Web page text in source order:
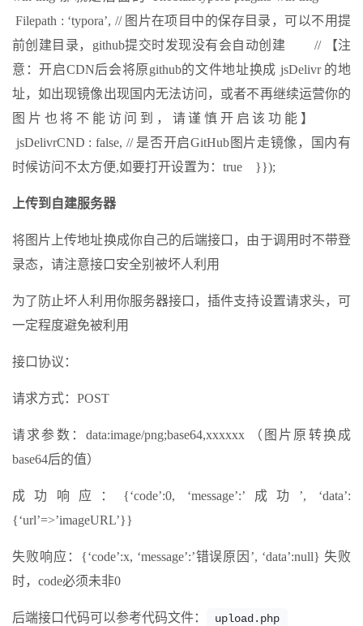
Filepath : ‘typora’, // 图片在项目中的保存目录，可以不用提
前创建目录，github提交时发现没有会自动创建 // 【注
意：开启CDN后会将原github的文件地址换成 jsDelivr 的地
址，如出现镜像出现国内无法访问，或者不再继续运营你的
图片也将不能访问到，请谨慎开启该功能】
jsDelivrCND : false, // 是否开启GitHub图片走镜像，国内有
时候访问不太方便,如要打开设置为：true }});
上传到自建服务器
将图片上传地址换成你自己的后端接口，由于调用时不带登
录态，请注意接口安全别被坏人利用
为了防止坏人利用你服务器接口，插件支持设置请求头，可
一定程度避免被利用
接口协议：
请求方式：POST
请求参数：data:image/png;base64,xxxxxx （图片原转换成
base64后的值）
成功响应：{‘code’:0, ‘message’:’成功’, ‘data’:
{‘url’=>’imageURL’}}
失败响应：{‘code’:x, ‘message’:’错误原因’, ‘data’:null} 失败
时，code必须未非0
后端接口代码可以参考代码文件： upload.php